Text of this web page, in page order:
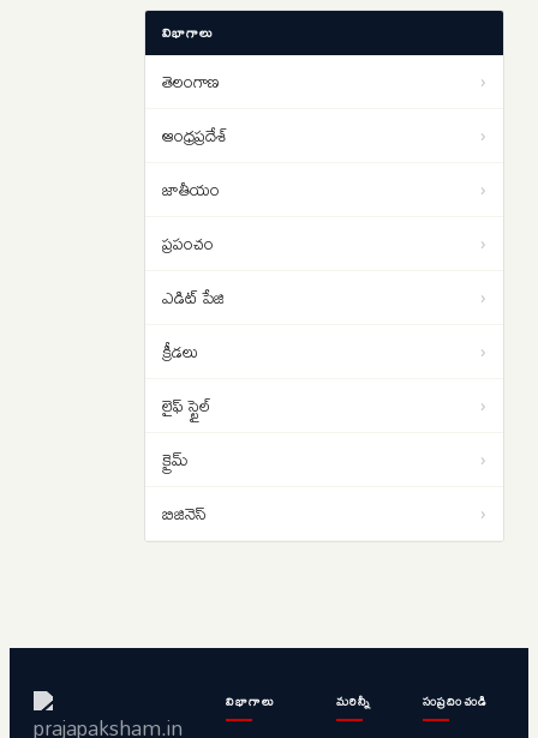
01:13Strait of Hormuz: హోర్ముజ్ జలసంధిని
తెరవాలంటే ఇరాన్‌తో ట్రంప్ రాజీ
పడాల్సిందే
ఇరాన్ యుద్ధం నుంచి బయటపడదాం..
ట్రంప్‌కు సెంట్కామ్ అధిపతి డాన్ కెయిన్
విభాగాలు
తెలంగాణ ›
ఆంధ్రప్రదేశ్ ›
జాతీయం ›
ప్రపంచం ›
ఎడిట్ పేజి ›
క్రీడలు ›
లైఫ్ స్టైల్ ›
క్రైమ్ ›
బిజినెస్ ›
విభాగాలు మరిన్నీ సంప్రదించండి